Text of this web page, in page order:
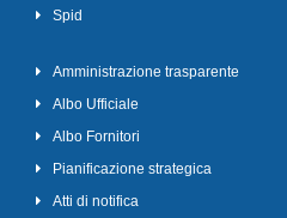
Spid
Amministrazione trasparente
Albo Ufficiale
Albo Fornitori
Pianificazione strategica
Atti di notifica